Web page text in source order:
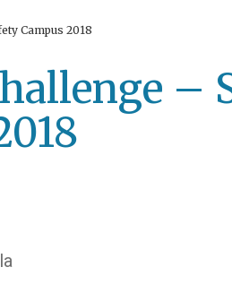
Campus 2018
–